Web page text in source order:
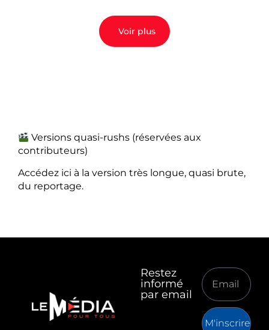
Voir plus
Versions quasi-rushs (réservées aux
contributeurs)
Accédez ici à la version très longue, quasi brute,
du reportage.
Restez
informé
par email
M'inscrire